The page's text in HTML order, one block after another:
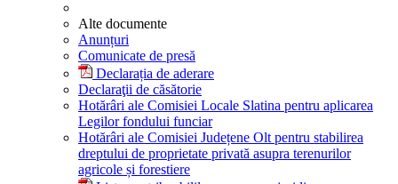
Alte documente
Anunțuri
Comunicate de presă
Declarația de aderare
Declaraţii de căsătorie
Hotărâri ale Comisiei Locale Slatina pentru aplicarea
Legilor fondului funciar
Hotărâri ale Comisiei Județene Olt pentru stabilirea
dreptului de proprietate privată asupra terenurilor
agricole și forestiere